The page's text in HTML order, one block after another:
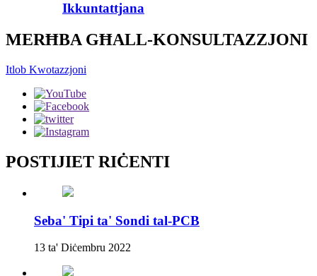
Ikkuntattjana
MERĦBA GĦALL-KONSULTAZZJONI
Itlob Kwotazzjoni
POSTIJIET RIĊENTI
Seba' Tipi ta' Sondi tal-PCB
13 ta' Diċembru 2022